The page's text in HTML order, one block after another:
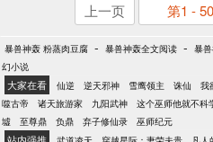
上一页 第1 -
暴兽神轰 粉蒸肉豆腐 - 暴兽神轰全文阅读 - 暴
幻小说
大家在看 仙逆 逆天邪神 雪鹰领主 诛仙 我
噬古帝
诸天旅游家 九阳武神 这个巫师他就不科
墟
至尊鼎 负鼎 弃子修仙录 巫师纪元